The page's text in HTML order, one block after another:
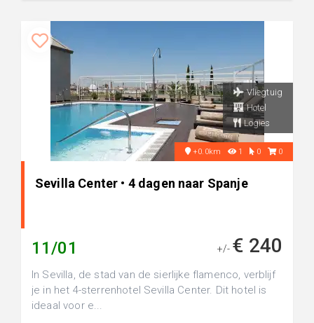
Vliegtuig
Hotel
Logies
+0.0km 1 0 0
Sevilla Center • 4 dagen naar Spanje
11/01 +/- € 240
In Sevilla, de stad van de sierlijke flamenco, verblijf
je in het 4-sterrenhotel Sevilla Center. Dit hotel is
ideaal voor e...